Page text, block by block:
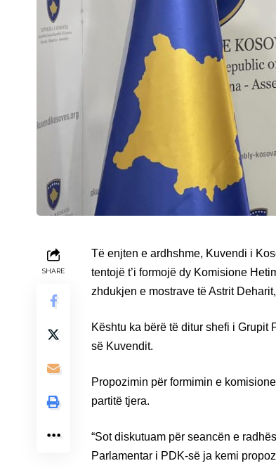
SHARE
Të enjten e ardhshme, Kuvendi i
tentojë t’i formojë dy Komisione
zhdukjen e mostrave të Astrit
Kështu ka bërë të ditur shefi i Grupit
së Kuvendit.
Propozimin për formimin e
partitë tjera.
“Sot diskutuam për seancën e
Parlamentar i PDK-së ja kemi